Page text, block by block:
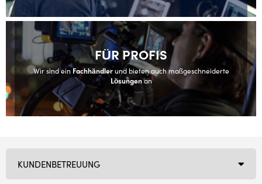
FÜR PROFIS
Wir sind einFachhändlerund bieten auch maßgeschneiderte
Lösungenan
KUNDENBETREUUNG